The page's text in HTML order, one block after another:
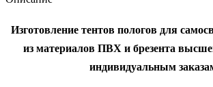
Изготовление тентов пологов для
из материалов ПВХ и брезента
индивидуальным